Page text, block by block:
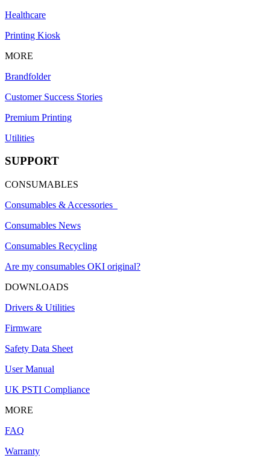
Healthcare
Printing Kiosk
MORE
Brandfolder
Customer Success Stories
Premium Printing
Utilities
SUPPORT
CONSUMABLES
Consumables & Accessories
Consumables News
Consumables Recycling
Are my consumables OKI original?
DOWNLOADS
Drivers & Utilities
Firmware
Safety Data Sheet
User Manual
UK PSTI Compliance
MORE
FAQ
Warranty